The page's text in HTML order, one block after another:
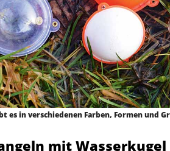
es in verschiedenen Farben, Formen und
mit Wasserkugel